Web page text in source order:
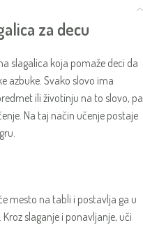
za decu
slagalica koja pomaže deci da
azbuke. Svako slovo ima
ili životinju na to slovo, pa
Na taj način učenje postaje
mesto na tabli i postavlja ga u
slaganje i ponavljanje, uči